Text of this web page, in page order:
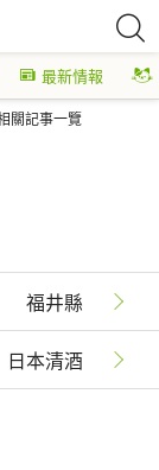
最新情報
關記事一覽
福井縣
日本清酒